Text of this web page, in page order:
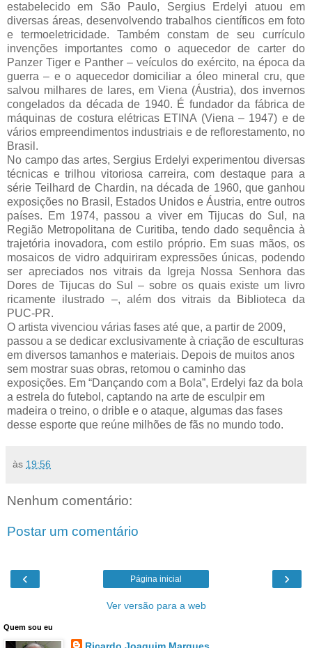
estabelecidoem São Paulo, Sergius Erdelyi atuou em
diversas áreas, desenvolvendo trabalhos científicos em foto
e termoeletricidade. Também constam de seu currículo
invenções importantes como o aquecedor de carter do
Panzer Tiger e Panther – veículos do exército, na época da
guerra – e o aquecedor domiciliar a óleo mineral cru, que
salvou milhares de lares, em Viena (Áustria), dos invernos
congelados da década de 1940. É fundador da fábrica de
máquinas de costura elétricas ETINA (Viena – 1947) e de
vários empreendimentos industriais e de reflorestamento, no
Brasil.
No campo das artes, Sergius Erdelyi experimentou diversas
técnicas e trilhou vitoriosa carreira, com destaque para a
série Teilhard de Chardin, na década de 1960, que ganhou
exposições no Brasil, Estados Unidos e Áustria, entre outros
países. Em 1974, passou a viver em Tijucas do Sul, na
Região Metropolitana de Curitiba, tendo dado sequência à
trajetória inovadora, com estilo próprio. Em suas mãos, os
mosaicos de vidro adquiriram expressões únicas, podendo
ser apreciados nos vitrais da Igreja Nossa Senhora das
Dores de Tijucas do Sul – sobre os quais existe um livro
ricamente ilustrado –, além dos vitrais da Biblioteca da
PUC-PR.
O artista vivenciou várias fases até que, a partir de 2009,
passou a se dedicar exclusivamente à criação de esculturas
em diversos tamanhos e materiais. Depois de muitos anos
sem mostrar suas obras, retomou o caminho das
exposições. Em “Dançando com a Bola”, Erdelyi faz da bola
a estrela do futebol, captando na arte de esculpir em
madeira o treino, o drible e o ataque, algumas das fases
desse esporte que reúne milhões de fãs no mundo todo.
às 19:56
Nenhum comentário:
Postar um comentário
‹ ›
Página inicial
Ver versão para a web
Quem sou eu